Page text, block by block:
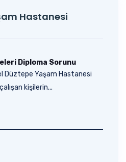
Hastanesi
Diploma Sorunu
Düztepe Yaşam Hastanesi
kişilerin...